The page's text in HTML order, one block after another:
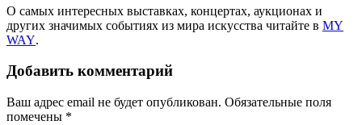
О самых интересных выставках, концертах, аукционах и
других значимых событиях из мира искусства читайте в MY
WAY.
Добавить комментарий
Ваш адрес email не будет опубликован. Обязательные поля
помечены *